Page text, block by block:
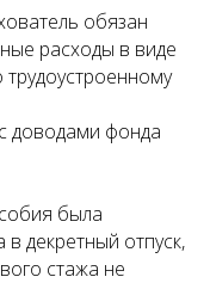
обязан
расходы в виде
доводами фонда
была
в декретный отпуск,
стажа не